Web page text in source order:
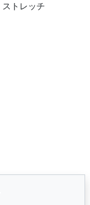
ストレッチ